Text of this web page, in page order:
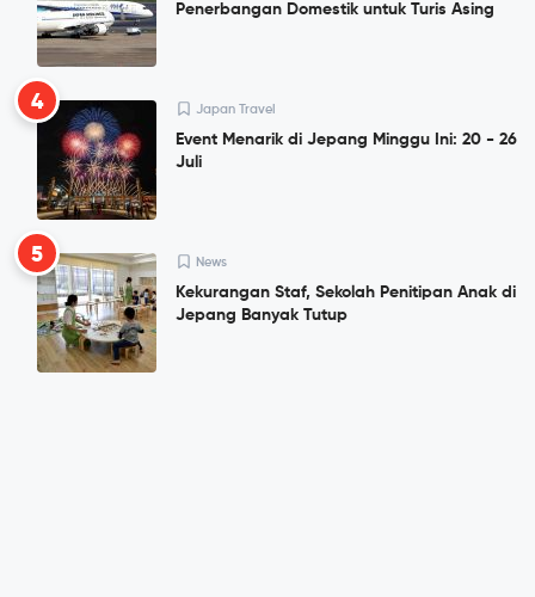
Penerbangan Domestik untuk Turis Asing
4 Japan Travel
Event Menarik di Jepang Minggu Ini: 20 - 26
Juli
5 News
Kekurangan Staf, Sekolah Penitipan Anak di
Jepang Banyak Tutup